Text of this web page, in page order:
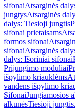
sifonaiAtsarginės
jungtysAtsarginės
dalys: Tiesioji jungtis
sifonai prietaisams
formos sifonai
sifonaiAtsarginės
dalys: Išoriniai sifonai
Prijungimo moduliai
išpylimo kriauklėms
vandens išpylimo
SifonaiJungiamosios
alkūnėsTiesioji jungtis